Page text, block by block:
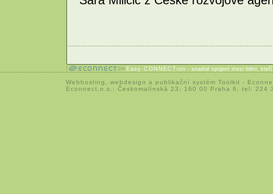
Easy CONNECTion - snadné spojení mezi lidmi,
Webhosting webdesign a publikační systém Toolkit -
Econnect,o.s.; Českomalínská 23; 160 00 Praha 6; tel: 224